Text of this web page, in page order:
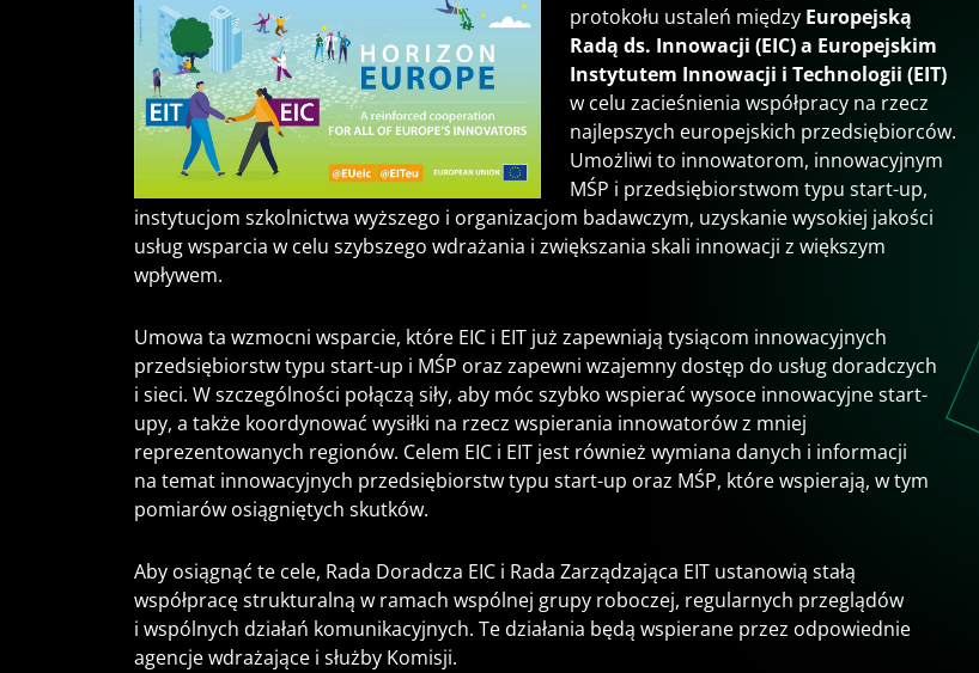
protokołu ustaleń między Europejską
Radą ds. Innowacji (EIC) a Europejskim
Instytutem Innowacji i Technologii (EIT)
w celu zacieśnienia współpracy na rzecz
najlepszych europejskich przedsiębiorców.
Umożliwi to innowatorom, innowacyjnym
MŚP i przedsiębiorstwom typu start-up,
instytucjom szkolnictwa wyższego i organizacjom badawczym, uzyskanie wysokiej jakości
usług wsparcia w celu szybszego wdrażania i zwiększania skali innowacji z większym
wpływem.
Umowa ta wzmocni wsparcie, które EIC i EIT już zapewniają tysiącom innowacyjnych
przedsiębiorstw typu start-up i MŚP oraz zapewni wzajemny dostęp do usług doradczych
i sieci. W szczególności połączą siły, aby móc szybko wspierać wysoce innowacyjne start-
upy, a także koordynować wysiłki na rzecz wspierania innowatorów z mniej
reprezentowanych regionów. Celem EIC i EIT jest również wymiana danych i informacji
na temat innowacyjnych przedsiębiorstw typu start-up oraz MŚP, które wspierają, w tym
pomiarów osiągniętych skutków.
Aby osiągnąć te cele, Rada Doradcza EIC i Rada Zarządzająca EIT ustanowią stałą
współpracę strukturalną w ramach wspólnej grupy roboczej, regularnych przeglądów
i wspólnych działań komunikacyjnych. Te działania będą wspierane przez odpowiednie
agencje wdrażające i służby Komisji.